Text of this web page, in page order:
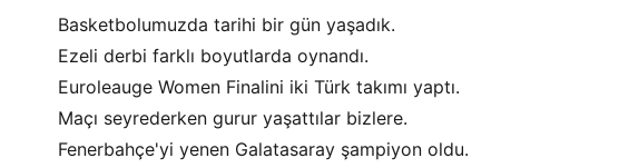
Basketbolumuzda tarihi bir gün yaşadık.
Ezeli derbi farklı boyutlarda oynandı.
Euroleauge Women Finalini iki Türk takımı yaptı.
Maçı seyrederken gurur yaşattılar bizlere.
Fenerbahçe'yi yenen Galatasaray şampiyon oldu.